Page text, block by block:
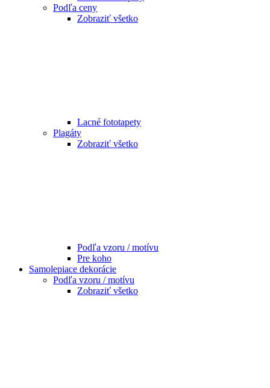
Podľa ceny
Zobraziť všetko
Lacné fototapety
Plagáty
Zobraziť všetko
Podľa vzoru / motívu
Pre koho
Samolepiace dekorácie
Podľa vzoru / motívu
Zobraziť všetko